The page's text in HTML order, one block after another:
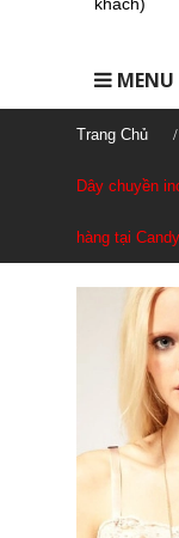
MENU
Trang Chủ
Dây chuyền
hàng tại